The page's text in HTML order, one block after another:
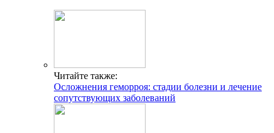
Читайте также:
Осложнения геморроя: стадии болезни и лечение
сопутствующих заболеваний